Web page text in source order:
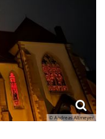
© Andreas Altmeyer